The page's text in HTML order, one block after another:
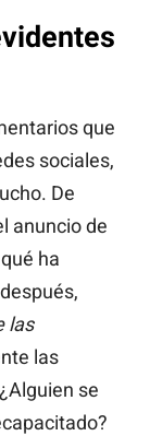
que
sociales,
De
anuncio de
ha
las
las
se